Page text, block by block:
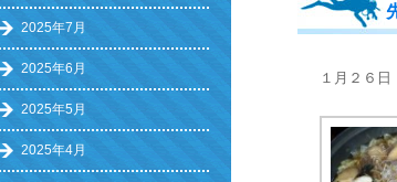
１月２６日
2025年7月
2025年6月
2025年5月
2025年4月